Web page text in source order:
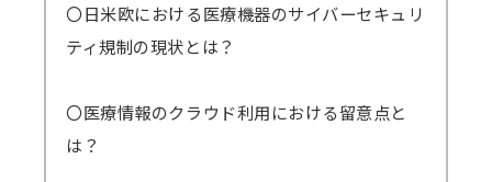
〇日米欧における医療機器のサイバーセキュリ
ティ規制の現状とは？
〇医療情報のクラウド利用における留意点と
は？